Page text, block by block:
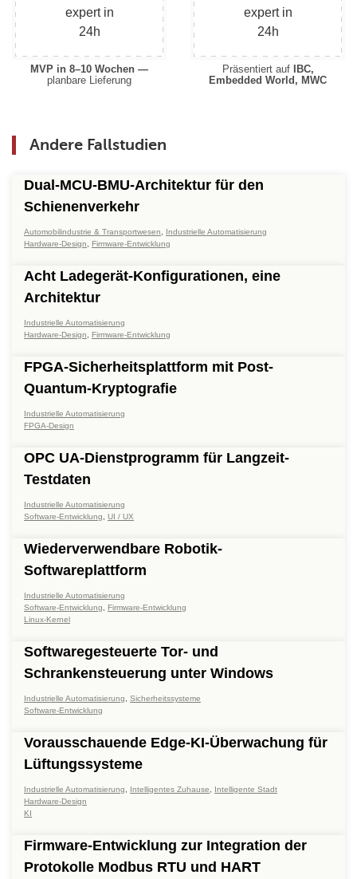
MVP in 8–10 Wochen —
planbare Lieferung
Präsentiert auf
IBC,
Embedded World, MWC
Andere Fallstudien
Dual-MCU-BMU-Architektur für den
Schienenverkehr
Automobilindustrie & Transportwesen
Industrielle Automatisierung
Hardware-Design
Firmware-Entwicklung
Acht Ladegerät-Konfigurationen, eine
Architektur
Industrielle Automatisierung
Hardware-Design
Firmware-Entwicklung
FPGA-Sicherheitsplattform mit Post-
Quantum-Kryptografie
Industrielle Automatisierung
FPGA-Design
OPC UA-Dienstprogramm für Langzeit-
Testdaten
Industrielle Automatisierung
Software-Entwicklung
UI / UX
Wiederverwendbare Robotik-
Softwareplattform
Industrielle Automatisierung
Software-Entwicklung
Firmware-Entwicklung
Linux-Kernel
Softwaregesteuerte Tor- und
Schrankensteuerung unter Windows
Industrielle Automatisierung
Sicherheitssysteme
Software-Entwicklung
Vorausschauende Edge-KI-Überwachung für
Lüftungssysteme
Industrielle Automatisierung Intelligentes Zuhause
Intelligente Stadt
Hardware-Design
KI
Firmware-Entwicklung zur Integration der
Protokolle Modbus RTU und HART